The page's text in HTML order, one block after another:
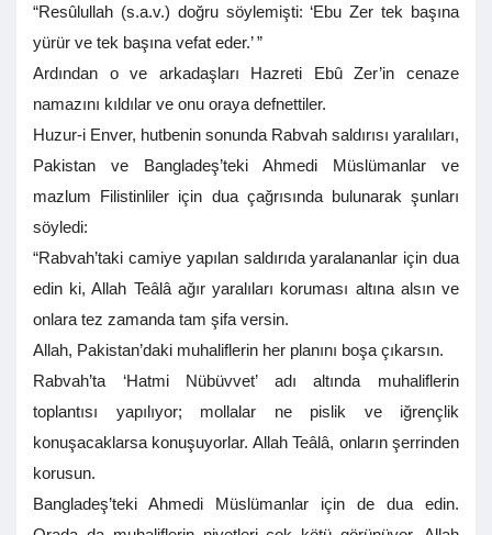
“Resûlullah (s.a.v.) doğru söylemişti: ‘Ebu Zer tek başına
yürür ve tek başına vefat eder.’ ”
Ardından o ve arkadaşları Hazreti Ebû Zer’in cenaze
namazını kıldılar ve onu oraya defnettiler.
Huzur-i Enver, hutbenin sonunda Rabvah saldırısı yaralıları,
Pakistan ve Bangladeş’teki Ahmedi Müslümanlar ve
mazlum Filistinliler için dua çağrısında bulunarak şunları
söyledi:
“Rabvah’taki camiye yapılan saldırıda yaralananlar için dua
edin ki, Allah Teâlâ ağır yaralıları koruması altına alsın ve
onlara tez zamanda tam şifa versin.
Allah, Pakistan’daki muhaliflerin her planını boşa çıkarsın.
Rabvah’ta ‘Hatmi Nübüvvet’ adı altında muhaliflerin
toplantısı yapılıyor; mollalar ne pislik ve iğrençlik
konuşacaklarsa konuşuyorlar. Allah Teâlâ, onların şerrinden
korusun.
Bangladeş’teki Ahmedi Müslümanlar için de dua edin.